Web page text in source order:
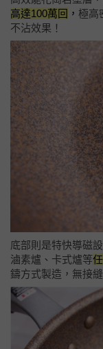
高達100萬回 ， 極高
不沾效果！
底部則是特快導磁
滷素爐、卡式爐等
鑄方式製造，無接